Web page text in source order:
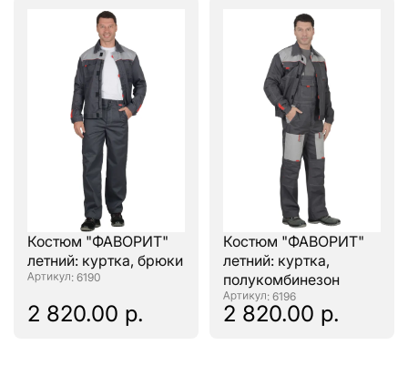
Костюм "ФАВОРИТ"
летний: куртка, брюки
: 6190
2 820.00 р.
Костюм "ФАВОРИТ"
летний: куртка,
полукомбинезон
: 6196
2 820.00 р.